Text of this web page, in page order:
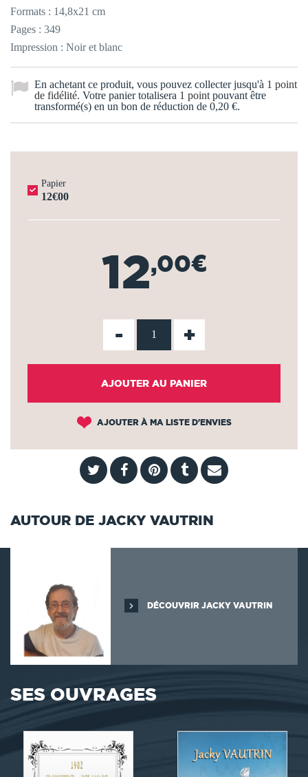
Formats : 14,8x21 cm
Pages : 349
Impression : Noir et blanc
En achetant ce produit, vous pouvez collecter jusqu'à 1 point
de fidélité. Votre panier totalisera 1 point pouvant être
transformé(s) en un bon de réduction de 0,20 €.
Papier
12€00
12,00€
- +
AJOUTER AU PANIER
AJOUTER À MA LISTE D'ENVIES
AUTOUR DE JACKY VAUTRIN
DÉCOUVRIR JACKY VAUTRIN
SES OUVRAGES